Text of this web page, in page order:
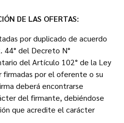
DE LAS OFERTAS:
por duplicado de acuerdo
del Decreto N°
del Artículo 102° de la Ley
firmadas por el oferente o su
deberá encontrarse
del firmante, debiéndose
que acredite el carácter